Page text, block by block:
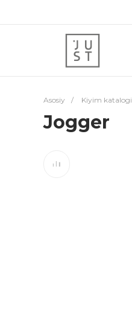
Asosiy / Kiyim katalogi
Jogger